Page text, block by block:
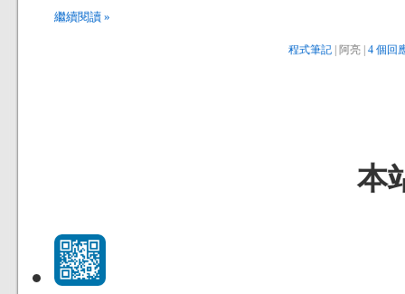
繼續閱讀 »
程式筆記 | 阿亮 | 4 個回
本